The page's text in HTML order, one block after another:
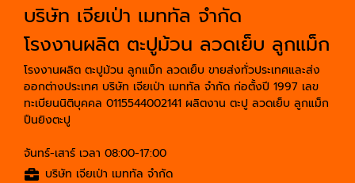
บริษัท เจียเป่า เมททัล จำกัด
โรงงานผลิต ตะปูม้วน ลวดเย็บ ลูกแม็ก
โรงงานผลิต ตะปูม้วน ลูกแม็ก ลวดเย็บ ขายส่งทั่วประเทศและส่ง
ออกต่างประเทศ บริษัท เจียเป่า เมททัล จำกัด ก่อตั้งปี 1997 เลข
ทะเบียนนิติบุคคล 0115544002141 ผลิตงาน ตะปู ลวดเย็บ ลูกแม็ก
ปืนยิงตะปู
จันทร์-เสาร์ เวลา 08:00-17:00
บริษัท เจียเป่า เมททัล จำกัด